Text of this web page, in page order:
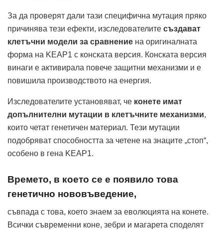
За да проверят дали тази специфична мутация пряко
причинява тези ефекти, изследователите създават
клетъчни модели за сравнение на оригиналната
форма на KEAP1 с конската версия. Конската версия
винаги е активирала повече защитни механизми и е
повишила производството на енергия.
Изследователите установяват, че конете имат
допълнителни мутации в клетъчните механизми,
които четат генетичен материал. Тези мутации
подобряват способността за четене на знаците „стоп“,
особено в гена KEAP1.
Времето, в което се е появило това
генетично нововъведение,
съвпада с това, което знаем за еволюцията на конете.
Всички съвременни коне, зебри и магарета споделят